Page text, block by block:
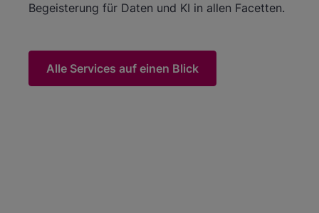
Begeisterung für Daten und KI in allen Facetten.
Alle Services auf einen Blick